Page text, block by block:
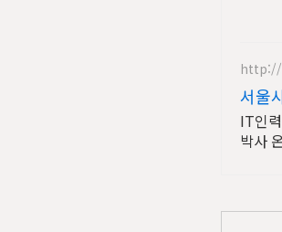
http://
서울
IT인
박사